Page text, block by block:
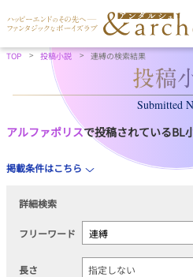
TOP 投稿小説 連縛の検索結果
Submitted
アルファポリスで投稿されているBL
掲載条件はこちら
詳細検索
フリーワード
長さ